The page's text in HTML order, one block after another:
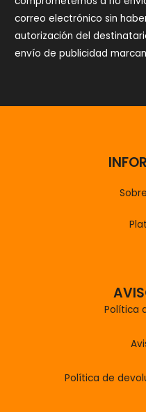
correo electrónico sin
autorización del
envío de publicidad
Política
Política de